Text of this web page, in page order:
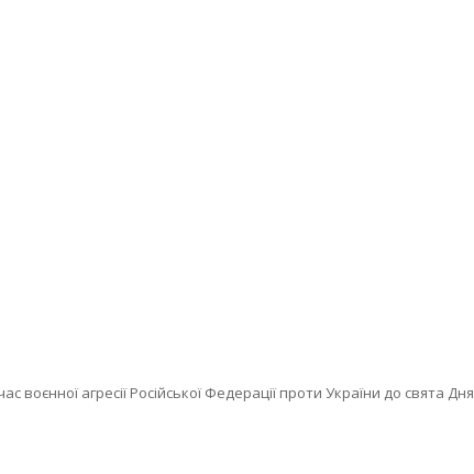
воєнної агресії Російської Федерації проти України до свята Дня